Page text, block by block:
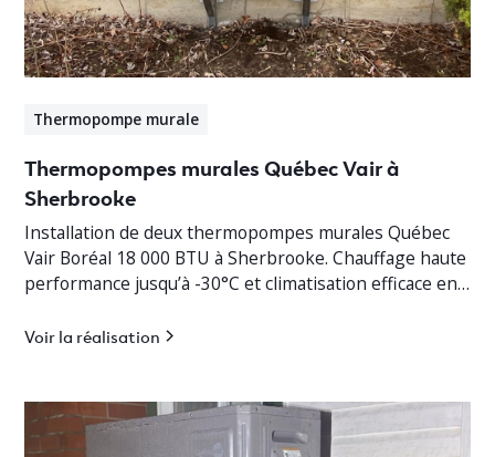
Thermopompe murale
Thermopompes murales Québec Vair à
Sherbrooke
Installation de deux thermopompes murales Québec
Vair Boréal 18 000 BTU à Sherbrooke. Chauffage haute
performance jusqu’à -30°C et climatisation efficace en
Voir la réalisation